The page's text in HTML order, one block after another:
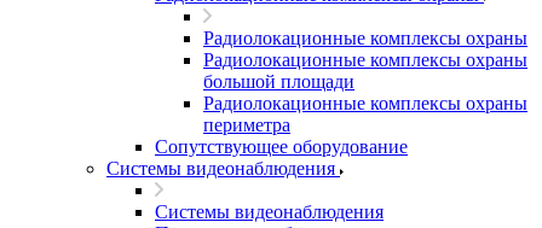
Радиолокационные комплексы охраны
Радиолокационные комплексы охраны
большой площади
Радиолокационные комплексы охраны
периметра
Сопутствующее оборудование
Системы видеонаблюдения
Системы видеонаблюдения